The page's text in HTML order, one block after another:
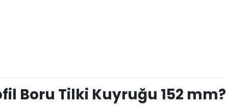
Boru Tilki Kuyruğu 152 mm?